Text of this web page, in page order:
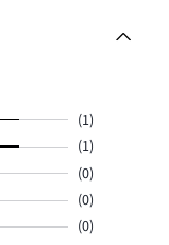
(1)
(1)
(0)
(0)
(0)